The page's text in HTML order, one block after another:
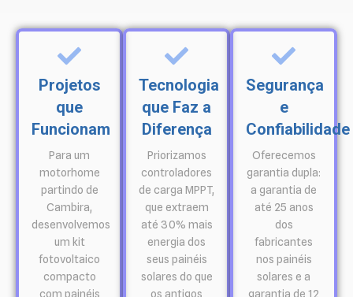
Projetos
que
Funcionam
Para um
motorhome
partindo de
Cambira,
desenvolvemos
um kit
fotovoltaico
compacto
com painéis
Tecnologia
que Faz a
Diferença
Priorizamos
controladores
de carga MPPT,
que extraem
até 30% mais
energia dos
seus painéis
solares do que
os antigos
Segurança
e
Confiabilidade
Oferecemos
garantia dupla:
a garantia de
até 25 anos
dos
fabricantes
nos painéis
solares e a
garantia de 12